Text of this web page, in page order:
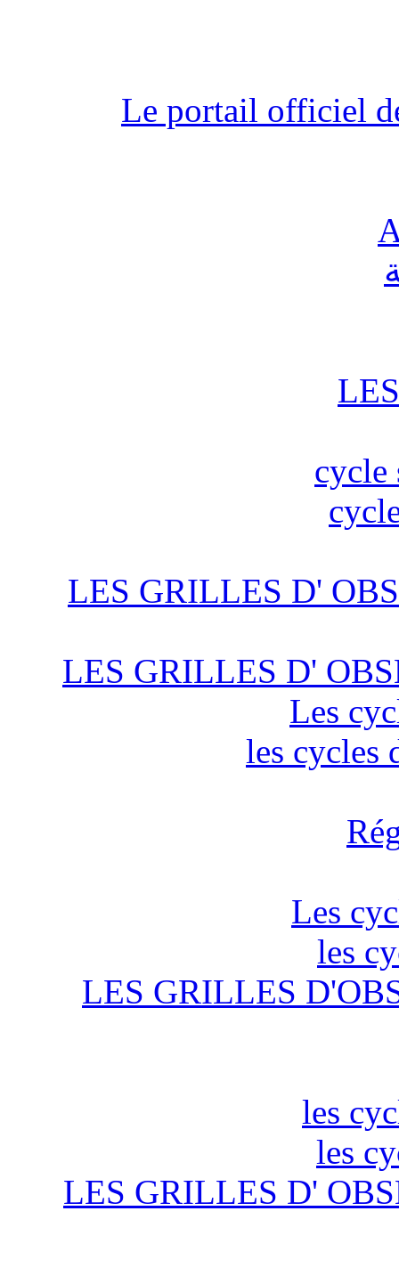
Le portail officiel
cycle
LES GRILLES D'
LES GRILLES D'
Les
les cycles
Les
les
LES GRILLES
les
les
LES GRILLES D'